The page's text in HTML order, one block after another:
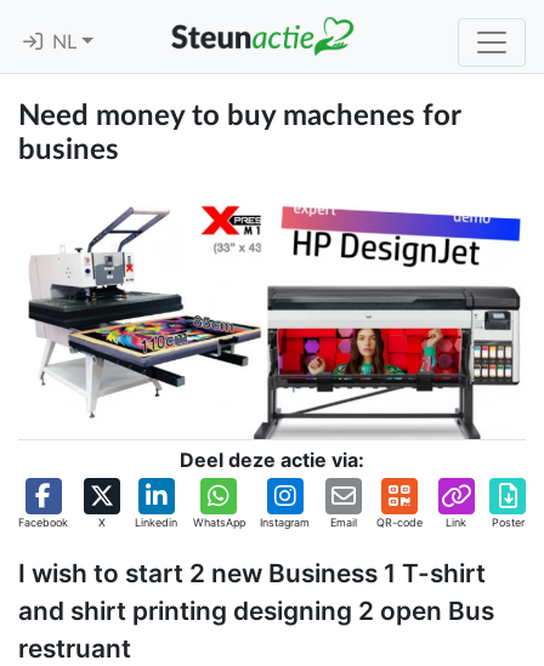
NL
Need money to buy machenes for
busines
Deel deze actie via:
Facebook X Linkedin WhatsApp Instagram Email QR-code Link Poster
I wish to start 2 new Business 1 T-shirt
and shirt printing designing 2 open Bus
restruant